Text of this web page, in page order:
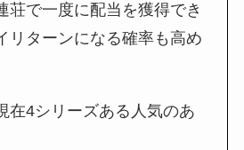
荘で一度に配当を獲得でき
リターンになる確率も高め
在4シリーズある人気のあ